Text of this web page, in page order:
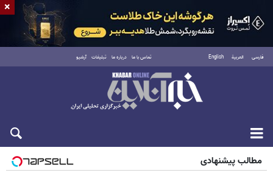
فارسی العربية English تماس با ما درباره ما تبلیغات آرشیو
شنبه ۱۷ مرداد ۱۴۰۵
مطالب پیشنهادی
×